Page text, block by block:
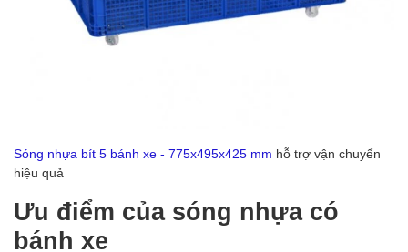
Sóng nhựa bít 5 bánh xe - 775x495x425 mm hỗ trợ vận chuyển
hiệu quả
Ưu điểm của sóng nhựa có
bánh xe